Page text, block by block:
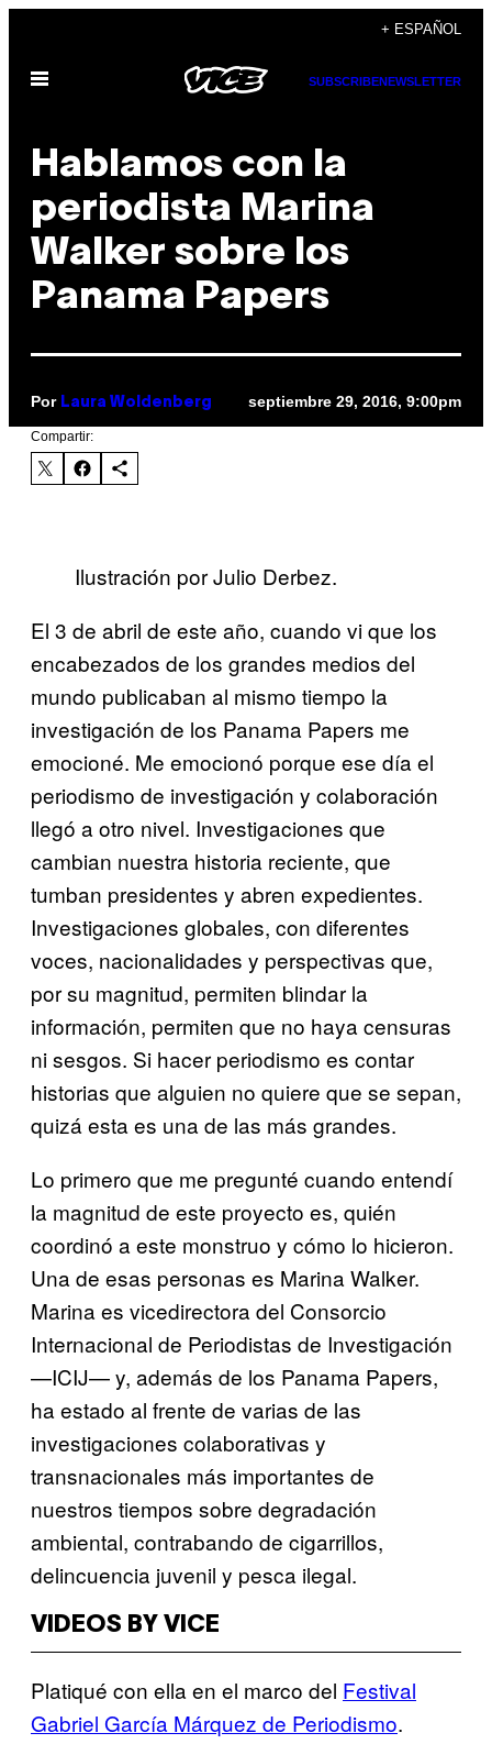
contenido
+ ESPAÑOL
Abrir
SUBSCRIBENEWSLETTER
Hablamos con la
periodista Marina
Walker sobre los
Panama Papers
Por Laura Woldenberg septiembre 29, 2016, 9:00pm
Compartir:
Ilustración por Julio Derbez.
El 3 de abril de este año, cuando vi que los
encabezados de los grandes medios del
mundo publicaban al mismo tiempo la
investigación de los Panama Papers me
emocioné. Me emocionó porque ese día el
periodismo de investigación y colaboración
llegó a otro nivel. Investigaciones que
cambian nuestra historia reciente, que
tumban presidentes y abren expedientes.
Investigaciones globales, con diferentes
voces, nacionalidades y perspectivas que,
por su magnitud, permiten blindar la
información, permiten que no haya censuras
ni sesgos. Si hacer periodismo es contar
historias que alguien no quiere que se sepan,
quizá esta es una de las más grandes.
Lo primero que me pregunté cuando entendí
la magnitud de este proyecto es, quién
coordinó a este monstruo y cómo lo hicieron.
Una de esas personas es Marina Walker.
Marina es vicedirectora del Consorcio
Internacional de Periodistas de Investigación
—ICIJ— y, además de los Panama Papers,
ha estado al frente de varias de las
investigaciones colaborativas y
transnacionales más importantes de
nuestros tiempos sobre degradación
ambiental, contrabando de cigarrillos,
delincuencia juvenil y pesca ilegal.
VIDEOS BY VICE
Platiqué con ella en el marco del Festival
Gabriel García Márquez de Periodismo.